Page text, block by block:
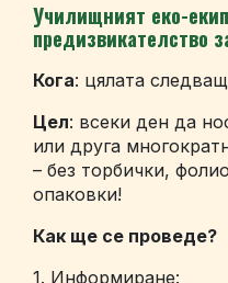
Училищният еко-
предизвикателство
Кога: цялата
Цел: всеки ден да
или друга
– без торбички,
опаковки!
Как ще се проведе?
1. Информиране: